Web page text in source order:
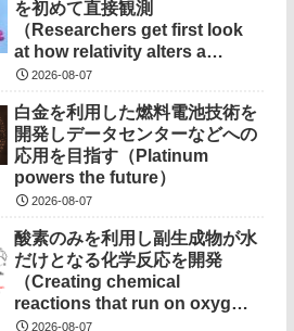
を初めて直接観測
（Researchers get first look
at how relativity alters a
chemical bond）
2026-08-07
白金を利用した燃料電池技術を
開発しデータセンターなどへの
応用を目指す（Platinum
powers the future）
2026-08-07
酸素のみを利用し副生成物が水
だけとなる化学反応を開発
（Creating chemical
reactions that run on oxygen,
produce only water as
2026-08-07